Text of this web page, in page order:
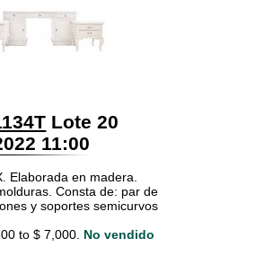
Lote 20
11:00
Elaborada en madera.
Consta de: par de
y soportes semicurvos
to $ 7,000. No vendido